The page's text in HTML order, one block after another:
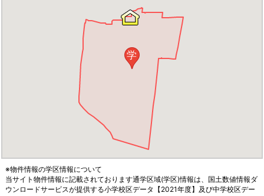
学
※物件情報の学区情報について
当サイト物件情報に記載されております通学区域(学区)情報は、国土数値情報ダ
ウンロードサービスが提供する小学校区データ【2021年度】及び中学校区デー